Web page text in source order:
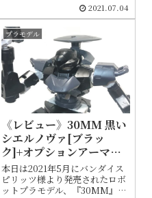
ックサブマリンVer.)[ライトグ
レー]」をご紹介します。説明書
も添付してますので紛失してし
まった際などにご活用くださ
い。エグザビークルにはいくつ
かの形状が存在し、その中の一
種が今回のアタックサブマリン
Ver.になります。
2021.07.04
プラモデル
《レビュー》30MM 黒い
シエルノヴァ[ブラッ
ク]+オプションアーマー
改造例
本日は2021年5月にバンダイス
ピリッツ様より発売されたロボ
ットプラモデル、『30MM』シ